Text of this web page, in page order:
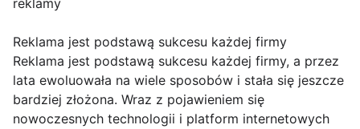
reklamy
Reklama jest podstawą sukcesu każdej firmy
Reklama jest podstawą sukcesu każdej firmy, a przez
lata ewoluowała na wiele sposobów i stała się jeszcze
bardziej złożona. Wraz z pojawieniem się
nowoczesnych technologii i platform internetowych